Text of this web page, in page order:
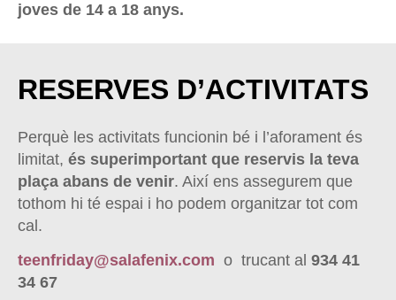
joves de 14 a 18 anys.
RESERVES D’ACTIVITATS
Perquè les activitats funcionin bé i l’aforament és
limitat, és superimportant que reservis la teva
plaça abans de venir. Així ens assegurem que
tothom hi té espai i ho podem organitzar tot com
cal.
teenfriday@salafenix.com o trucant al 934 41
34 67